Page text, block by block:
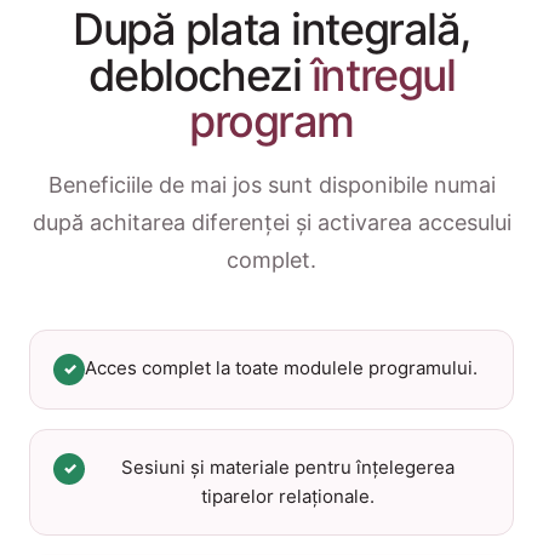
După plata integrală,
deblocheziîntregul
program
Beneficiile de mai jos sunt disponibile numai
după achitarea diferenței și activarea accesului
complet.
✓ Acces complet la toate modulele programului.
✓
Sesiuni și materiale pentru înțelegerea
tiparelor relaționale.